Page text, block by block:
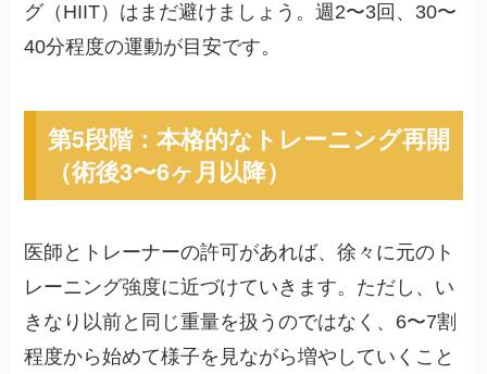
グ（HIIT）はまだ避けましょう。週2〜3回、30〜
40分程度の運動が目安です。
第5段階：本格的なトレーニング再開
（術後3〜6ヶ月以降）
医師とトレーナーの許可があれば、徐々に元のト
レーニング強度に近づけていきます。ただし、い
きなり以前と同じ重量を扱うのではなく、6〜7割
程度から始めて様子を見ながら増やしていくこと